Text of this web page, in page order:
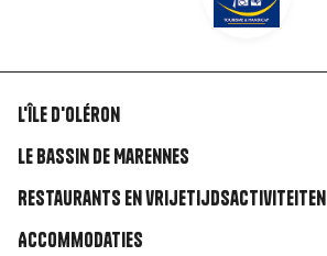
Liens
rubriques
L'île d'Oléron
Le Bassin de Marennes
Restaurants en vrijetijdsactiviteiten
Accommodaties